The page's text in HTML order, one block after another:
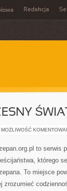
Redakcja
MOŻLIWOŚĆ
to serwis
którego
To miejsce
zrozumieć